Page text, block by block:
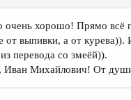
очень хорошо! Прямо всё
от выпивки, а от
из перевода со змеёй)).
Иван Михайлович! От